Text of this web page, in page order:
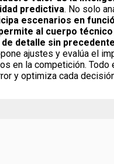
predictiva. No solo
escenarios en
al cuerpo
de detalle sin
ajustes y evalúa el
en la competición. Todo
y optimiza cada